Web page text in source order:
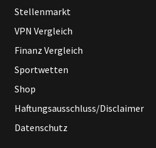
Stellenmarkt
VPN Vergleich
Finanz Vergleich
Sportwetten
Shop
Haftungsausschluss/Disclaimer
Datenschutz